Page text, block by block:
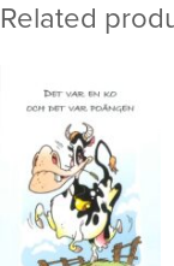
Related